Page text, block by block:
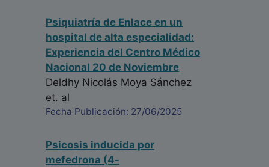
Psiquiatría de Enlace en un
hospital de alta especialidad:
Experiencia del Centro Médico
Nacional 20 de Noviembre
Deldhy Nicolás Moya Sánchez
et. al
Fecha Publicación: 27/06/2025
Psicosis inducida por
mefedrona (4-